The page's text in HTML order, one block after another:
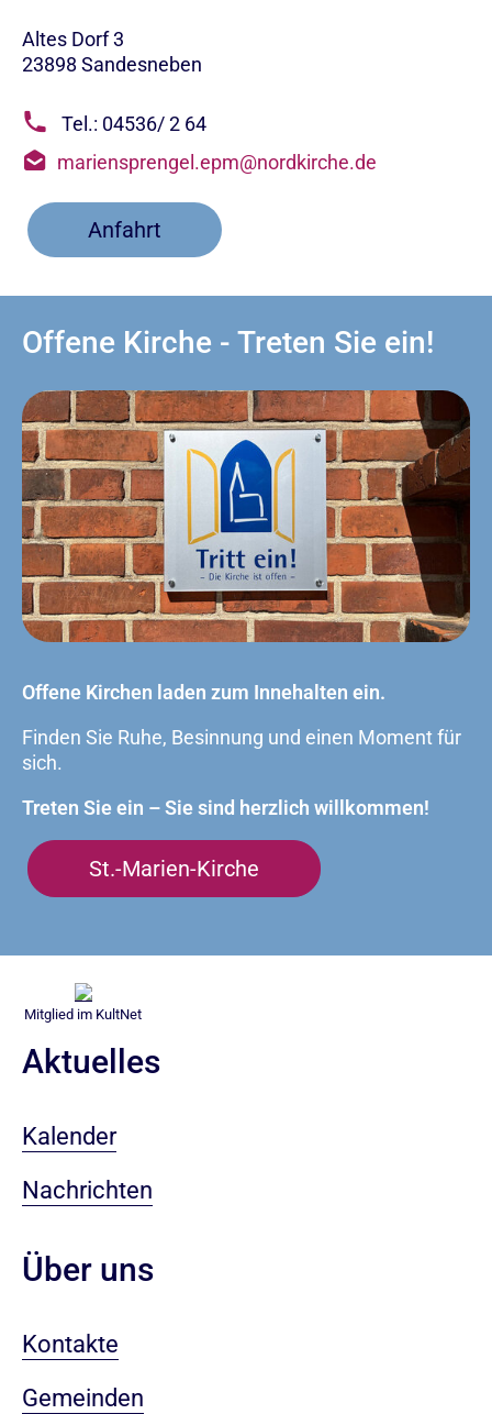
Altes Dorf 3
23898 Sandesneben
Tel.: 04536/ 2 64
mariensprengel.epm@nordkirche.de
Anfahrt
Offene Kirche - Treten Sie ein!
Offene Kirchen laden zum Innehalten ein.
Finden Sie Ruhe, Besinnung und einen Moment für
sich.
Treten Sie ein – Sie sind herzlich willkommen!
St.-Marien-Kirche
Mitglied im KultNet
Aktuelles
Kalender
Nachrichten
Über uns
Kontakte
Gemeinden